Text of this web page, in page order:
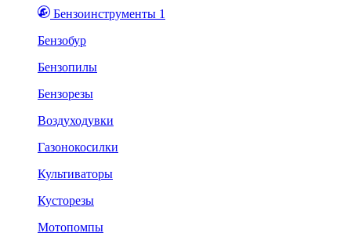
Бензоинструменты 1
Бензобур
Бензопилы
Бензорезы
Воздуходувки
Газонокосилки
Культиваторы
Кусторезы
Мотопомпы